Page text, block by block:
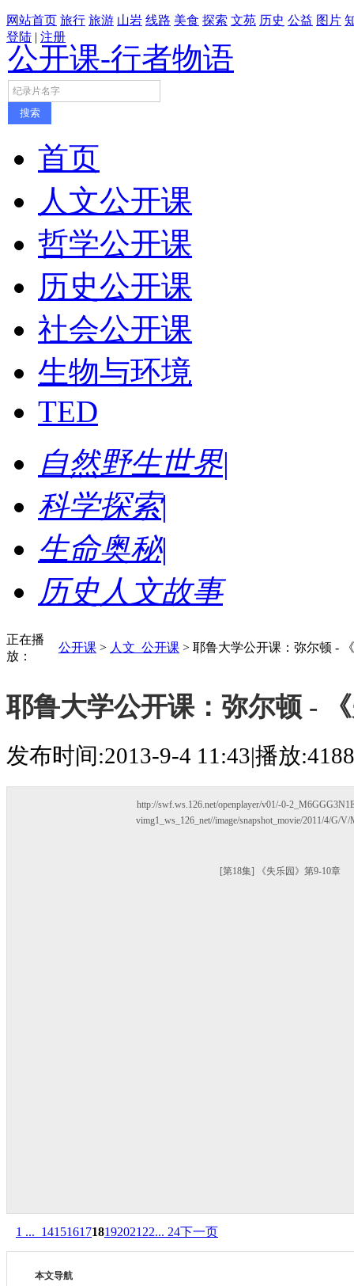
网站首页 旅行 旅游 山岩 线路 美食 探索 文苑 历史 公益 图片
登陆 | 注册
公开课-行者物语
首页
人文公开课
哲学公开课
历史公开课
社会公开课
生物与环境
TED
自然野生世界|
科学探索|
生命奥秘|
历史人文故事
正在播
放：
公开课 > 人文_公开课 > 耶鲁大学公开课：弥尔顿 -
耶鲁大学公开课：弥尔顿 -
发布时间:2013-9-4 11:43|播放
http://swf.ws.126.net/openplayer/v01/-0-
vimg1_ws_126_net//image/snapshot_movie/2011/4/G/
[第18集] 《失乐园》第9-10章
1 ... 1415161718192021 22... 24下一页
本文导航